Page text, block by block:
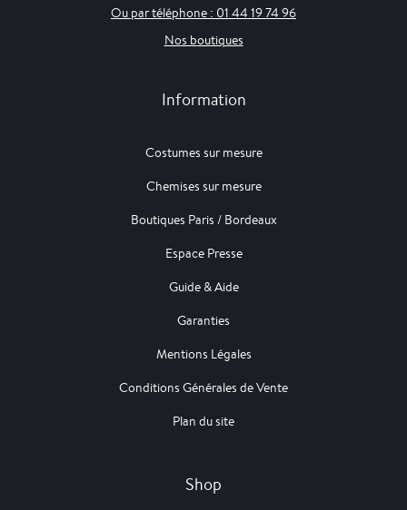
Ou par téléphone : 01 44 19 74 96
Nos boutiques
Information
Costumes sur mesure
Chemises sur mesure
Boutiques Paris / Bordeaux
Espace Presse
Guide & Aide
Garanties
Mentions Légales
Conditions Générales de Vente
Plan du site
Shop